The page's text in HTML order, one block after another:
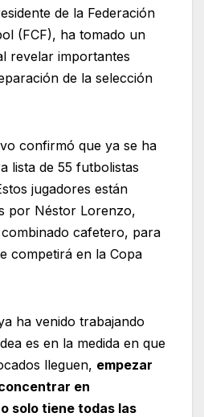
de la Federación
(FCF), ha tomado un
revelar importantes
de la selección
confirmó que ya se ha
lista de 55 futbolistas
jugadores están
por Néstor Lorenzo,
cafetero, para
competirá en la Copa
ha venido trabajando
es en la medida en que
lleguen, empezar
en
solo tiene todas las